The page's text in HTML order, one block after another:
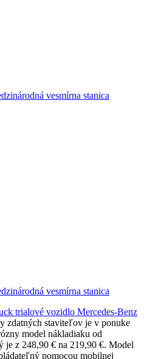
vesmírna stanica
vesmírna stanica
trialové vozidlo Mercedes-Benz
zdatných staviteľov je v ponuke
model nákladiaku od
je z 248,90 € na 219,90 €. Model
pomocou mobilnej